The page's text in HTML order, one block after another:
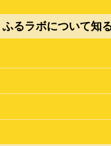
ふるラボについて知